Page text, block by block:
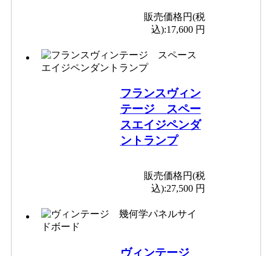
販売価格円(税
込):17,600 円
フランスヴィン
テージ スペー
スエイジペンダ
ントランプ
販売価格円(税
込):27,500 円
ヴィンテージ